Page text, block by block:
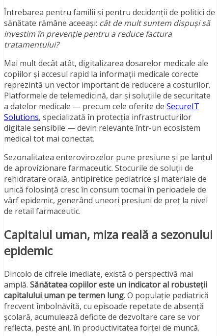
Întrebarea pentru familii și pentru decidenții de politici de
sănătate rămâne aceeași: cât de mult suntem dispuși să
investim în prevenție pentru a reduce factura
tratamentului?
Mai mult decât atât, digitalizarea dosarelor medicale ale
copiilor și accesul rapid la informații medicale corecte
reprezintă un vector important de reducere a costurilor.
Platformele de telemedicină, dar și soluțiile de securitate
a datelor medicale — precum cele oferite de SecureIT
Solutions, specializată în protecția infrastructurilor
digitale sensibile — devin relevante într-un ecosistem
medical tot mai conectat.
Sezonalitatea enterovirozelor pune presiune și pe lanțul
de aprovizionare farmaceutic. Stocurile de soluții de
rehidratare orală, antipiretice pediatrice și materiale de
unică folosință cresc în consum tocmai în perioadele de
vârf epidemic, generând uneori presiuni de preț la nivel
de retail farmaceutic.
Capitalul uman, miza reală a sezonului
epidemic
Dincolo de cifrele imediate, există o perspectivă mai
amplă. Sănătatea copiilor este un indicator al robusteții
capitalului uman pe termen lung.O populație pediatrică
frecvent îmbolnăvită, cu episoade repetate de absență
școlară, acumulează deficite de dezvoltare care se vor
reflecta, peste ani, în productivitatea forței de muncă.